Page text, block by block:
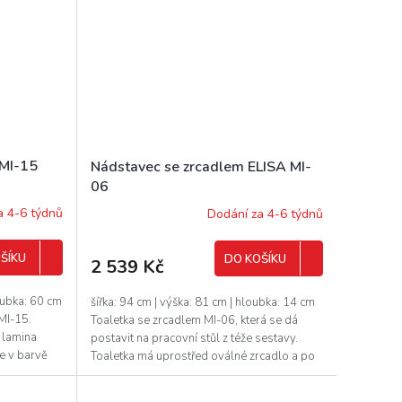
15
4-6 týdnů
60 cm
15.
v barvě
Nádstavec se zrcadlem ELISA MI-
06
Dodání za 4-6 týdnů
2 539 Kč DO KOŠÍKU
šířka: 94 cm | výška: 81 cm | hloubka: 14 cm
Toaletka se zrcadlem MI-06, která se dá
postavit na pracovní stůl z téže sestavy.
Toaletka má uprostřed oválné zrcadlo a po
stranách...